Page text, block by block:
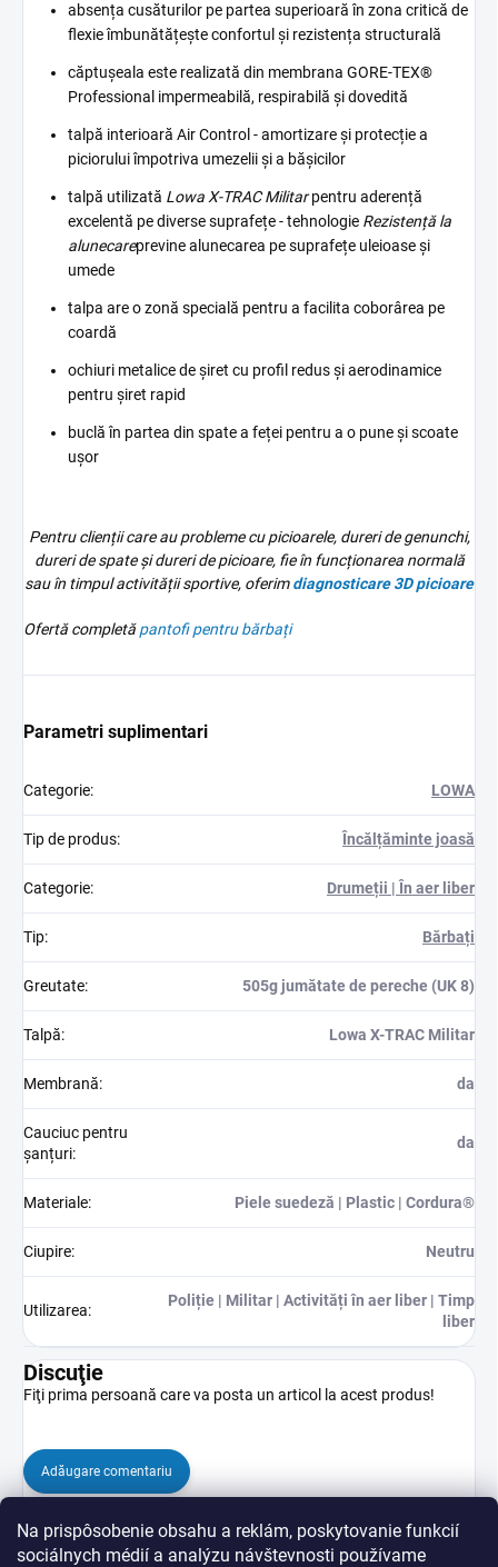
Na prispôsobenie obsahu a reklám, poskytovanie funkcií
sociálnych médií a analýzu návštevnosti používame
absența cusăturilor pe partea superioară în zona critică de
flexie îmbunătățește confortul și rezistența structurală
căptușeala este realizată din membrana GORE-TEX®
Professional impermeabilă, respirabilă și dovedită
talpă interioară Air Control - amortizare și protecție a
piciorului împotriva umezelii și a bășicilor
talpă utilizată Lowa X-TRAC Militarpentru aderență
excelentă pe diverse suprafețe - tehnologie Rezistență la
alunecareprevine alunecarea pe suprafețe uleioase și
umede
talpa are o zonă specială pentru a facilita coborârea pe
coardă
ochiuri metalice de șiret cu profil redus și aerodinamice
pentru șiret rapid
buclă în partea din spate a feței pentru a o pune și scoate
ușor
Pentru clienții care au probleme cu picioarele, dureri de genunchi,
dureri de spate și dureri de picioare, fie în funcționarea normală
sau în timpul activității sportive, oferimdiagnosticare 3Dpicioare
Ofertă completăpantofi pentru bărbați
Parametri suplimentari
Categorie: LOWA
Tip de produs: Încălțăminte joasă
Categorie: Drumeții | În aer liber
Tip: Bărbați
Greutate: 505g jumătate de pereche (UK 8)
Talpă: Lowa X-TRAC Militar
Membrană: da
Cauciuc pentru
șanțuri:
da
Materiale: Piele suedeză | Plastic | Cordura®
Ciupire: Neutru
Utilizarea:
Poliție | Militar | Activități în aer liber | Timp
liber
Discuţie
Fiţi prima persoană care va posta un articol la acest produs!
Adăugare comentariu